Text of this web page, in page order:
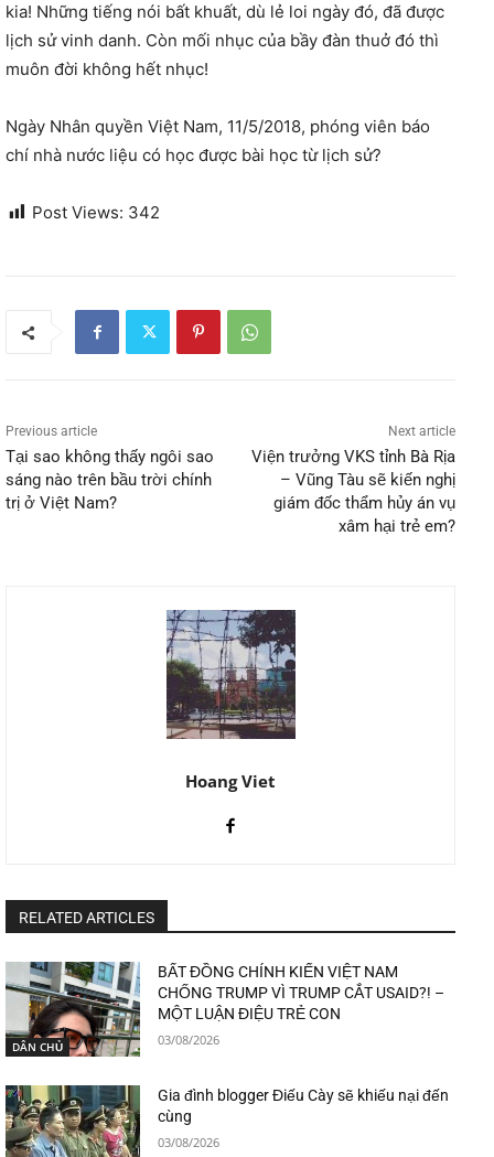
kia! Những tiếng nói bất khuất, dù lẻ loi ngày đó, đã được
lịch sử vinh danh. Còn mối nhục của bầy đàn thuở đó thì
muôn đời không hết nhục!
Ngày Nhân quyền Việt Nam, 11/5/2018, phóng viên báo
chí nhà nước liệu có học được bài học từ lịch sử?
Post Views: 342
Previous article
Tại sao không thấy ngôi sao
sáng nào trên bầu trời chính
trị ở Việt Nam?
Next article
Viện trưởng VKS tỉnh Bà Rịa
– Vũng Tàu sẽ kiến nghị
giám đốc thẩm hủy án vụ
xâm hại trẻ em?
Hoang Viet
RELATED ARTICLES
DÂN CHỦ
BẤT ĐỒNG CHÍNH KIẾN VIỆT NAM
CHỐNG TRUMP VÌ TRUMP CẮT USAID?! –
MỘT LUẬN ĐIỆU TRẺ CON
03/08/2026
Gia đình blogger Điếu Cày sẽ khiếu nại đến
cùng
03/08/2026